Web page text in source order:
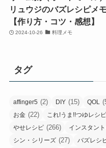
リュウジのバズレシピメ
【作り方・コツ・感想】
2024-10-26 料理メモ
タグ
affinger5 (2) DIY (15) QOL
お金 (22) これ!うま!!つゆレシピ
やせレシピ (266) インスタン
シン・シリーズ (27) バズレシ